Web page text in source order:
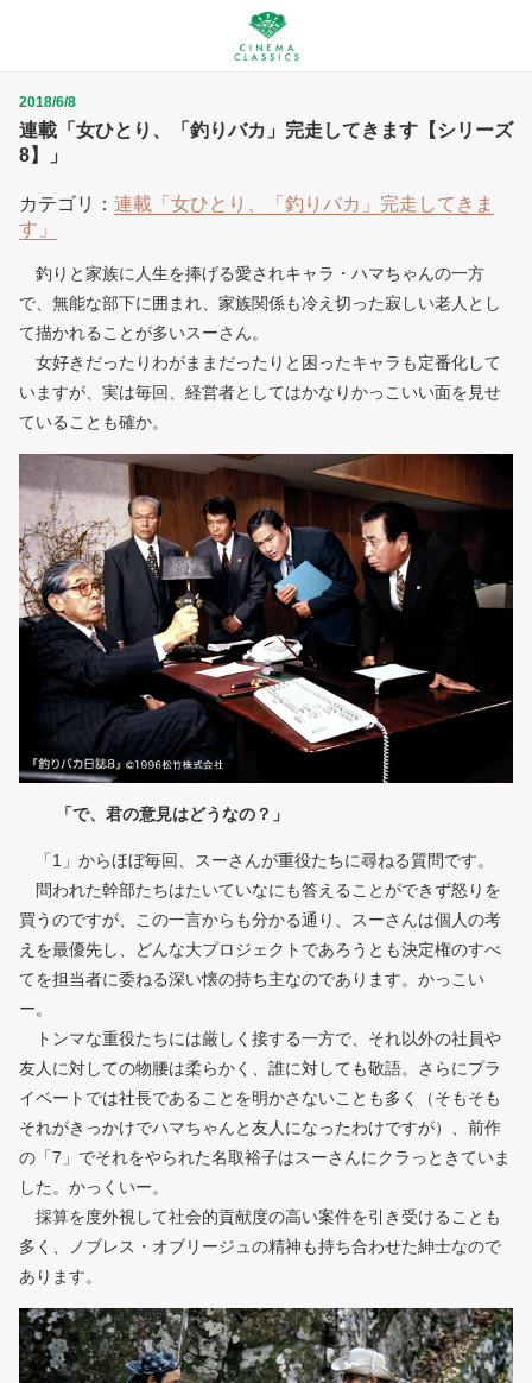
連載「女ひとり、「釣りバカ」完走してきます【シリーズ
8】」
2018/6/8
カテゴリ： 連載「女ひとり、「釣りバカ」完走してきま
す」
釣りと家族に人生を捧げる愛されキャラ・ハマちゃんの一方
で、無能な部下に囲まれ、家族関係も冷え切った寂しい老人とし
て描かれることが多いスーさん。
女好きだったりわがままだったりと困ったキャラも定番化して
いますが、実は毎回、経営者としてはかなりかっこいい面を見せ
ていることも確か。
「で、君の意見はどうなの？」
「1」からほぼ毎回、スーさんが重役たちに尋ねる質問です。
問われた幹部たちはたいていなにも答えることができず怒りを
買うのですが、この一言からも分かる通り、スーさんは個人の考
えを最優先し、どんな大プロジェクトであろうとも決定権のすべ
てを担当者に委ねる深い懐の持ち主なのであります。かっこい
ー。
トンマな重役たちには厳しく接する一方で、それ以外の社員や
友人に対しての物腰は柔らかく、誰に対しても敬語。さらにプラ
イベートでは社長であることを明かさないことも多く（そもそも
それがきっかけでハマちゃんと友人になったわけですが）、前作
の「7」でそれをやられた名取裕子はスーさんにクラっときていま
した。かっくいー。
採算を度外視して社会的貢献度の高い案件を引き受けることも
多く、ノブレス・オブリージュの精神も持ち合わせた紳士なので
あります。